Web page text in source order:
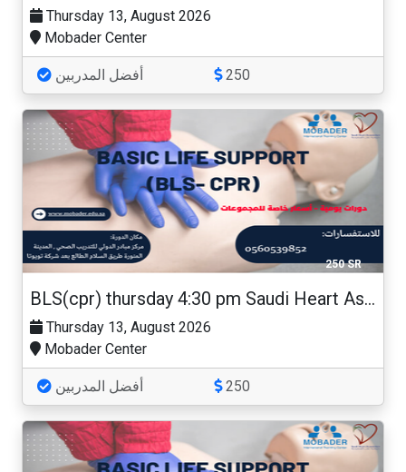
Thursday 13, August 2026
Mobader Center
أفضل المدربين 250
250 SR
BLS(cpr) thursday 4:30 pm Saudi Heart Association
Thursday 13, August 2026
Mobader Center
أفضل المدربين 250